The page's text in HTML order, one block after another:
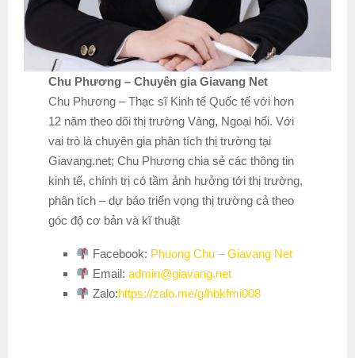
Chu Phương – Chuyên gia Giavang Net
Chu Phương – Thạc sĩ Kinh tế Quốc tế với hơn
12 năm theo dõi thị trường Vàng, Ngoại hối. Với
vai trò là chuyên gia phân tích thị trường tại
Giavang.net; Chu Phương chia sẻ các thông tin
kinh tế, chính trị có tầm ảnh hưởng tới thị trường,
phân tích – dự báo triển vọng thị trường cả theo
góc độ cơ bản và kĩ thuật
Facebook: Phuong Chu – Giavang Net
Email:admin@giavang.net
Zalo:https://zalo.me/g/hbkfmi008